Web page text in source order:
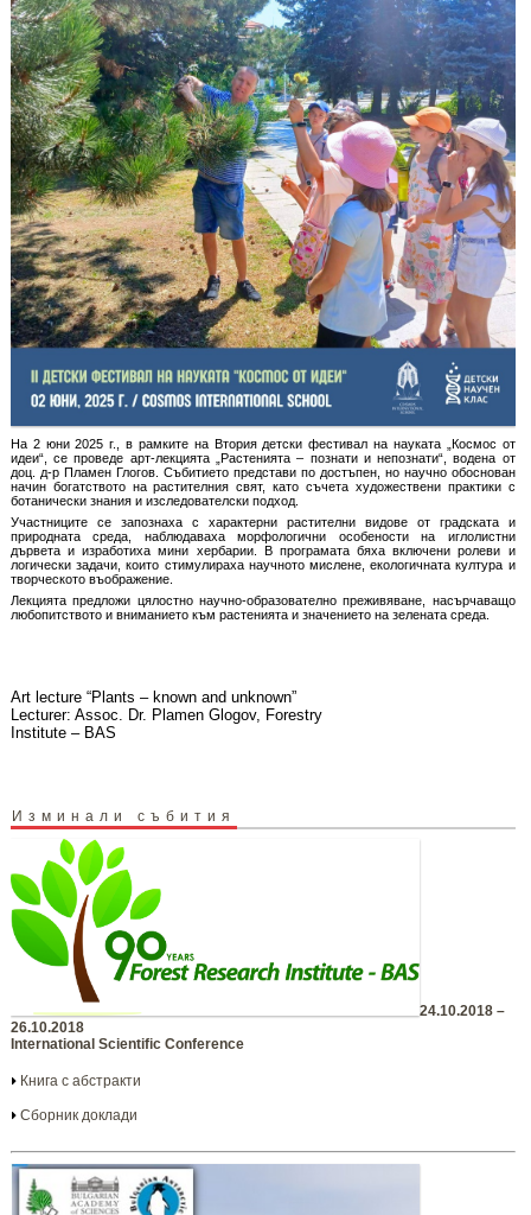
На 2 юни 2025 г., в рамките на Втория детски фестивал на науката „Космос от
идеи“, се проведе арт-лекцията „Растенията – познати и непознати“, водена от
доц. д-р Пламен Глогов. Събитието представи по достъпен, но научно обоснован
начин богатството на растителния свят, като съчета художествени практики с
ботанически знания и изследователски подход.
Участниците се запознаха с характерни растителни видове от градската и
природната среда, наблюдаваха морфологични особености на иглолистни
дървета и изработиха мини хербарии. В програмата бяха включени ролеви и
логически задачи, които стимулираха научното мислене, екологичната култура и
творческото въображение.
Лекцията предложи цялостно научно-образователно преживяване, насърчаващо
любопитството и вниманието към растенията и значението на зелената среда.
Art lecture “Plants – known and unknown”
Lecturer: Assoc. Dr. Plamen Glogov, Forestry
Institute – BAS
Изминали събития
24.10.2018 –
26.10.2018
International Scientific Conference
Книга с абстракти
Сборник доклади